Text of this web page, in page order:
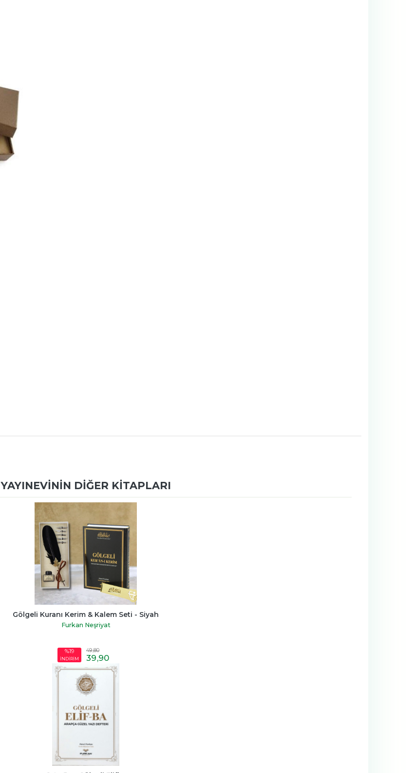
YAYINEVININ DIĞER KITAPLARI
Gölgeli Kuranı Kerim & Kalem Seti - Siyah
Furkan Neşriyat
%19
İNDİRİM
49,80
39,90